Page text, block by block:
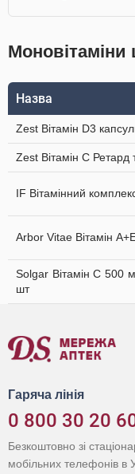
Моновітаміни
Назва
Zest Вітамін D3
Zest Вітамін C Ретард
IF Вітамінний
Arbor Vitae Вітамін
Solgar Вітамін C 500
шт
Гаряча лінія
0 800 30 20
Безкоштовно зі
мобільних телефонів в